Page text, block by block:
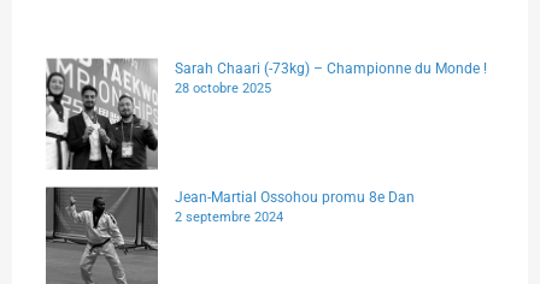
Sarah Chaari (-73kg) – Championne du Monde !
28 octobre 2025
Jean-Martial Ossohou promu 8e Dan
2 septembre 2024